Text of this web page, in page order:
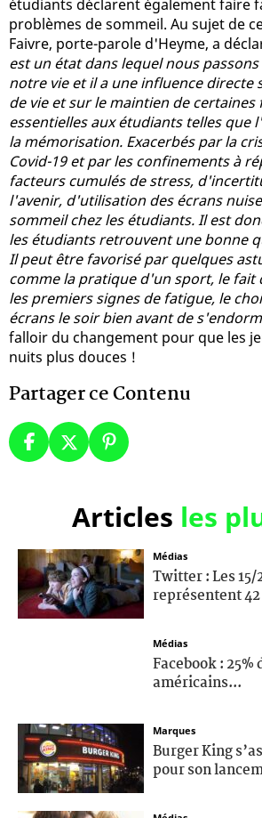
étudiants déclarent également faire
problèmes de sommeil. Au sujet de
Faivre, porte-parole d'Heyme, a
est un état dans lequel nous
notre vie et il a une influence directe
de vie et sur le maintien de certaines
essentielles aux étudiants telles que
la mémorisation. Exacerbés par la
Covid-19 et par les confinements à
facteurs cumulés de stress,
l'avenir, d'utilisation des écrans
sommeil chez les étudiants. Il est
les étudiants retrouvent une bonne
Il peut être favorisé par quelques
comme la pratique d'un sport, le fait
les premiers signes de fatigue, le
écrans le soir bien avant de
falloir du changement pour que les
nuits plus douces !
Partager ce Contenu
Articles les
Médias
Twitter : Les 15/
représentent 42
Médias
Facebook :
américains...
Marques
Burger King
pour son